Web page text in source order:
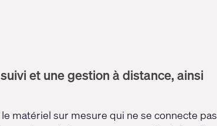
et une gestion à distance, ainsi
matériel sur mesure qui ne se connecte pas